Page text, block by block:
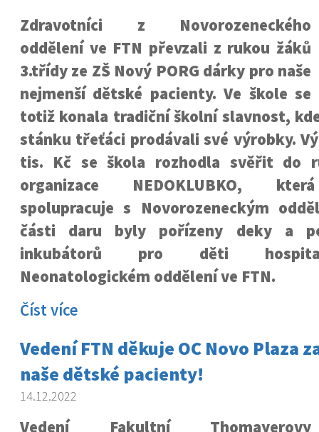
Zdravotníci z Novorozeneckého
oddělení ve FTN převzali z rukou žáků
3.třídy ze ZŠ Nový PORG dárky pro naše
nejmenší dětské pacienty. Ve škole se
totiž konala tradiční školní slavnost,
stánku třeťáci prodávali své výrobky.
tis. Kč se škola rozhodla svěřit do
organizace NEDOKLUBKO,
spolupracuje s Novorozeneckým
části daru byly pořízeny deky a
inkubátorů pro děti
Neonatologickém oddělení ve FTN.
Číst více
Vedení FTN děkuje OC Novo Plaza
naše dětské pacienty!
14.12.2022
Vedení Fakultní Thomayerovy